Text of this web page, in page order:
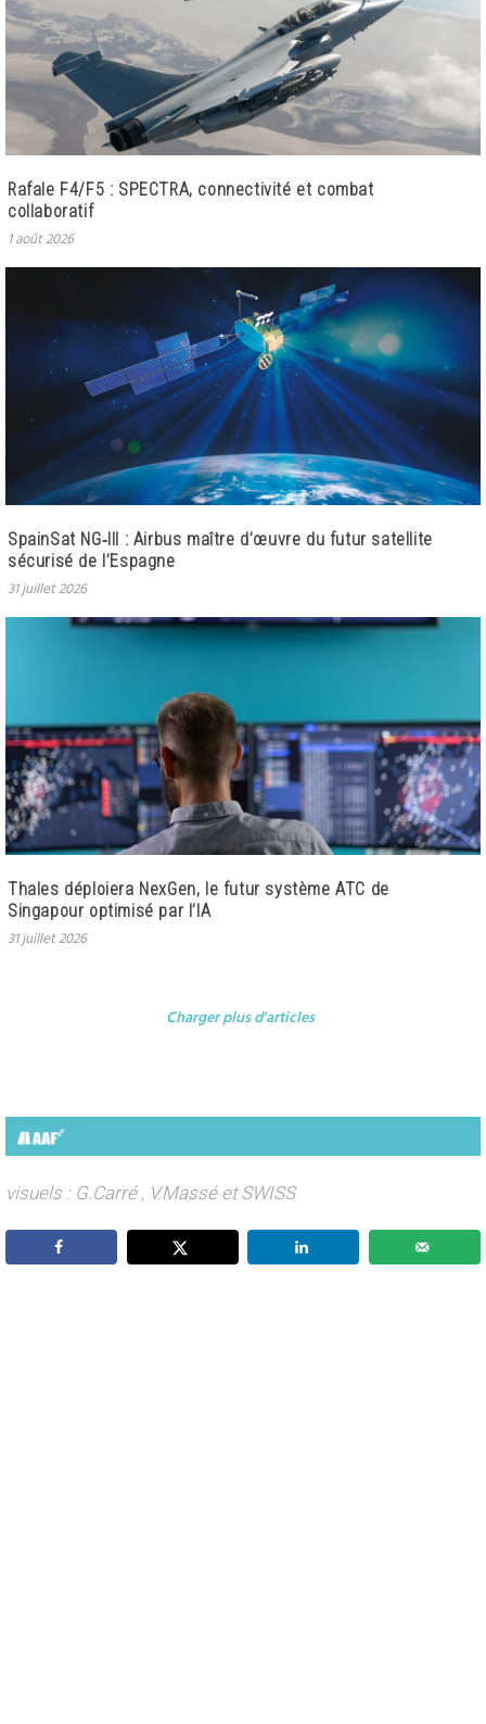
Rafale F4/F5 : SPECTRA, connectivité et combat
collaboratif
1 août 2026
SpainSat NG‑III : Airbus maître d’œuvre du futur satellite
sécurisé de l’Espagne
31 juillet 2026
Thales déploiera NexGen, le futur système ATC de
Singapour optimisé par l’IA
31 juillet 2026
Charger plus d'articles
visuels : G.Carré , V.Massé et SWISS